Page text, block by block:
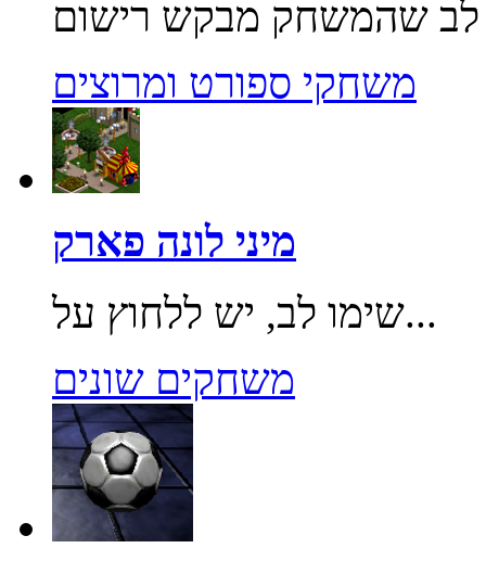
משחקי ספורט ומרוצים
מיני לונה פארק
שימו לב, יש ללחוץ על...
משחקים שונים